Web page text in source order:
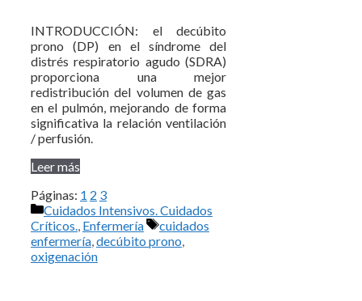
INTRODUCCIÓN: el decúbito
prono (DP) en el síndrome del
distrés respiratorio agudo (SDRA)
proporciona una mejor
redistribución del volumen de gas
en el pulmón, mejorando de forma
significativa la relación ventilación
/ perfusión.
Leer más
Páginas: 1 2 3
Categorías
Cuidados Intensivos. Cuidados
Críticos., Enfermería Etiquetas
cuidados
enfermería,decúbito prono,
oxigenación